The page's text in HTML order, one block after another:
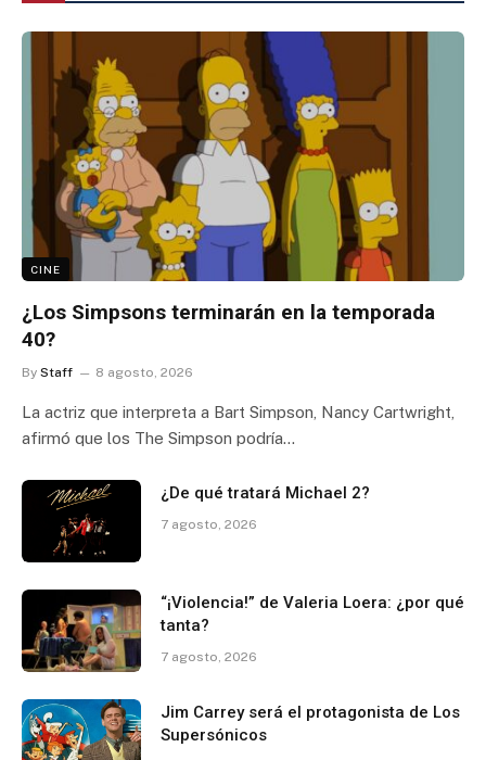
CINE
¿Los Simpsons terminarán en la temporada
40?
By Staff 8 agosto, 2026
La actriz que interpreta a Bart Simpson, Nancy Cartwright,
afirmó que los The Simpson podría…
¿De qué tratará Michael 2?
7 agosto, 2026
“¡Violencia!” de Valeria Loera: ¿por qué
tanta?
7 agosto, 2026
Jim Carrey será el protagonista de Los
Supersónicos